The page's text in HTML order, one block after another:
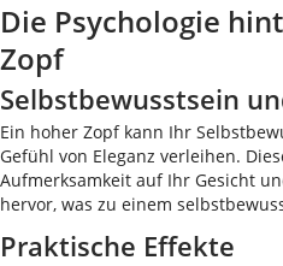
Die Psychologie
Zopf
Selbstbewusstsein
Ein hoher Zopf kann Ihr
Gefühl von Eleganz verleihen.
Aufmerksamkeit auf Ihr Gesicht
hervor, was zu einem
Praktische Effekte